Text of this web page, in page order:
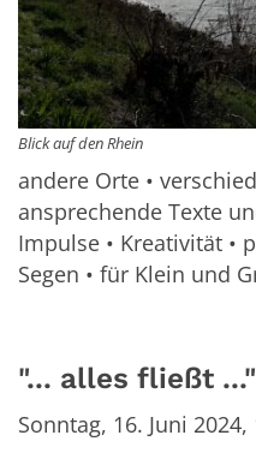
Blick auf den Rhein
andere Orte •
ansprechende Texte
Impulse • Kreativität •
Segen • für Klein und
"... alles fließt ..."
Sonntag, 16. Juni